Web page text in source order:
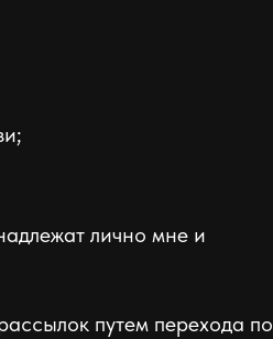
лично мне и
путем перехода по